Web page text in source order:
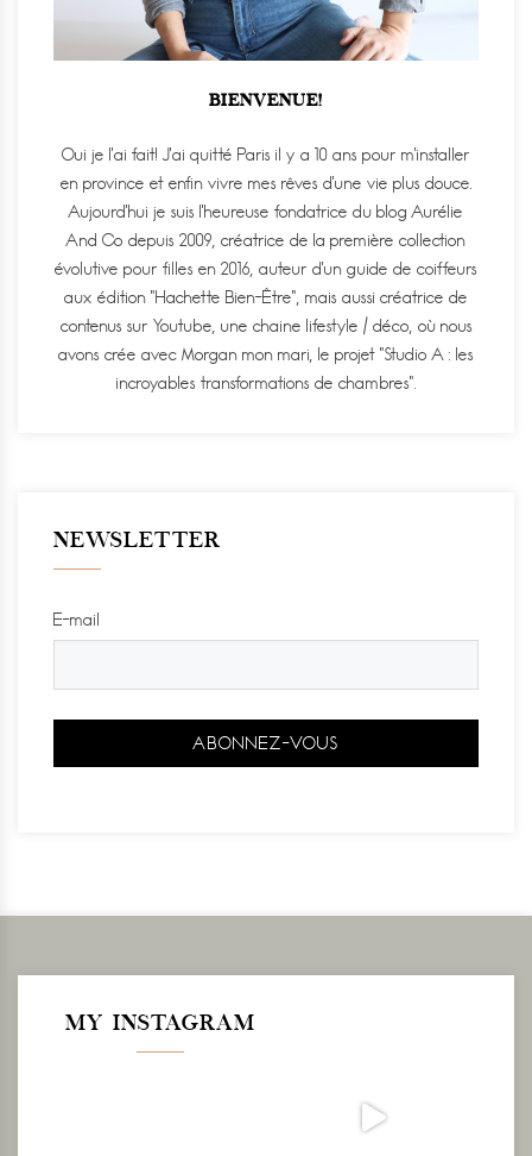
BIENVENUE!
Oui je l'ai fait! J'ai quitté Paris il y a 10 ans pour m'installer
en province et enfin vivre mes rêves d'une vie plus douce.
Aujourd'hui je suis l'heureuse fondatrice du blog Aurélie
And Co depuis 2009, créatrice de la première collection
évolutive pour filles en 2016, auteur d'un guide de coiffeurs
aux édition "Hachette Bien-Être", mais aussi créatrice de
contenus sur Youtube, une chaine lifestyle / déco, où nous
avons crée avec Morgan mon mari, le projet "Studio A : les
incroyables transformations de chambres".
NEWSLETTER
E-mail
MY INSTAGRAM